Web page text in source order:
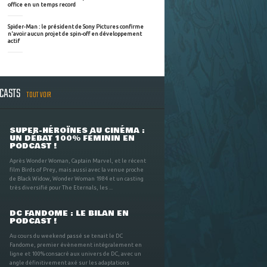
office en un temps record
Spider-Man : le président de Sony Pictures confirme
n'avoir aucun projet de spin-off en développement
actif
TOUT VOIR
SUPER-HÉROÏNES AU CINÉMA :
UN DÉBAT 100% FÉMININ EN
PODCAST !
Après Wonder Woman, Captain Marvel, et le récent
film Birds of Prey, mais aussi avec la venue proche
de Black Widow, Wonder Woman 1984 et un casting
très diversifié pour The Eternals, les ...
DC FANDOME : LE BILAN EN
PODCAST !
Au cours du weekend passé se tenait le DC
Fandome, premier évènement intégralement en
ligne et 100% consacré aux univers de DC, avec un
angle définitivement axé sur les adaptations